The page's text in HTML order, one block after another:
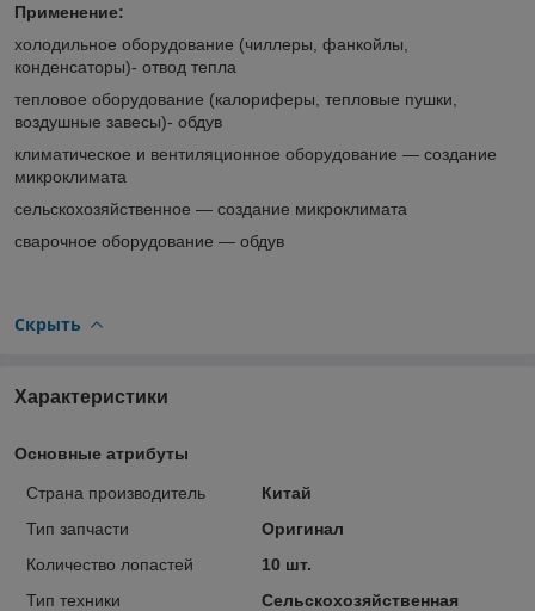
Применение:
холодильное оборудование (чиллеры, фанкойлы,
конденсаторы)- отвод тепла
тепловое оборудование (калориферы, тепловые пушки,
воздушные завесы)- обдув
климатическое и вентиляционное оборудование ― создание
микроклимата
сельскохозяйственное ― создание микроклимата
сварочное оборудование ― обдув
Скрыть
Характеристики
Основные атрибуты
Страна производитель
Китай
Тип запчасти
Оригинал
Количество лопастей
10 шт.
Тип техники
Сельскохозяйственная